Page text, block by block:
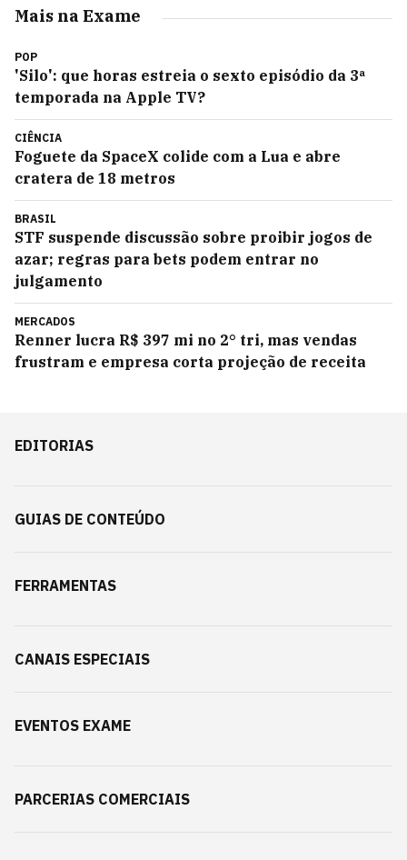
Mais na Exame
POP
'Silo': que horas estreia o sexto episódio da 3ª
temporada na Apple TV?
CIÊNCIA
Foguete da SpaceX colide com a Lua e abre
cratera de 18 metros
BRASIL
STF suspende discussão sobre proibir jogos de
azar; regras para bets podem entrar no
julgamento
MERCADOS
Renner lucra R$ 397 mi no 2° tri, mas vendas
frustram e empresa corta projeção de receita
EDITORIAS
GUIAS DE CONTEÚDO
FERRAMENTAS
CANAIS ESPECIAIS
EVENTOS EXAME
PARCERIAS COMERCIAIS